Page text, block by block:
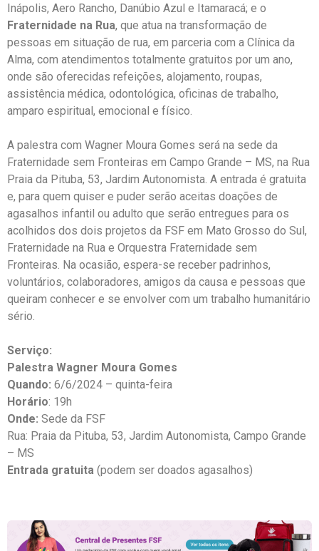
Inápolis, Aero Rancho, Danúbio Azul e Itamaracá; e o
Fraternidade na Rua, que atua na transformação de
pessoas em situação de rua, em parceria com a Clínica da
Alma, com atendimentos totalmente gratuitos por um ano,
onde são oferecidas refeições, alojamento, roupas,
assistência médica, odontológica, oficinas de trabalho,
amparo espiritual, emocional e físico.
A palestra com Wagner Moura Gomes será na sede da
Fraternidade sem Fronteiras em Campo Grande – MS, na Rua
Praia da Pituba, 53, Jardim Autonomista. A entrada é gratuita
e, para quem quiser e puder serão aceitas doações de
agasalhos infantil ou adulto que serão entregues para os
acolhidos dos dois projetos da FSF em Mato Grosso do Sul,
Fraternidade na Rua e Orquestra Fraternidade sem
Fronteiras. Na ocasião, espera-se receber padrinhos,
voluntários, colaboradores, amigos da causa e pessoas que
queiram conhecer e se envolver com um trabalho humanitário
sério.
Serviço:
Palestra Wagner Moura Gomes
Quando: 6/6/2024 – quinta-feira
Horário: 19h
Onde: Sede da FSF
Rua: Praia da Pituba, 53, Jardim Autonomista, Campo Grande
– MS
Entrada gratuita (podem ser doados agasalhos)